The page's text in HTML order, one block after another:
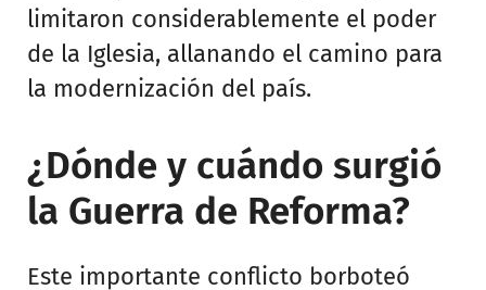
limitaron considerablemente el poder
de la Iglesia, allanando el camino para
la modernización del país.
¿Dónde y cuándo surgió
la Guerra de Reforma?
Este importante conflicto borboteó